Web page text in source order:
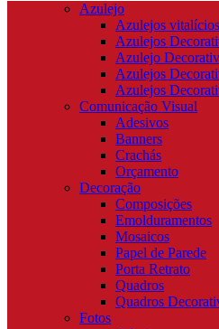
Azulejo
Azulejos vitalícios
Azulejos
Azulejo
Azulejos
Azulejos
Comunicação Visual
Adesivos
Banners
Crachás
Orçamento
Decoração
Composições
Emolduramentos
Mosaicos
Papel de Parede
Porta Retrato
Quadros
Quadros
Fotos